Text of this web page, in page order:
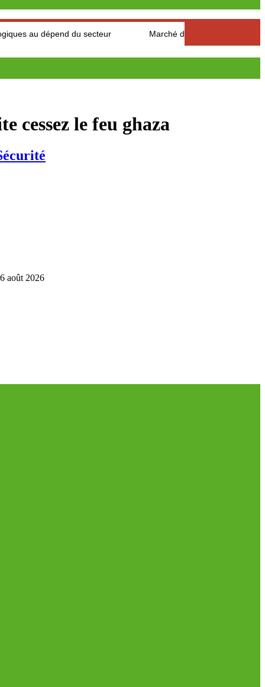
du secteur Marché des fruits est légumes : Les
cessez le feu ghaza
6 août 2026